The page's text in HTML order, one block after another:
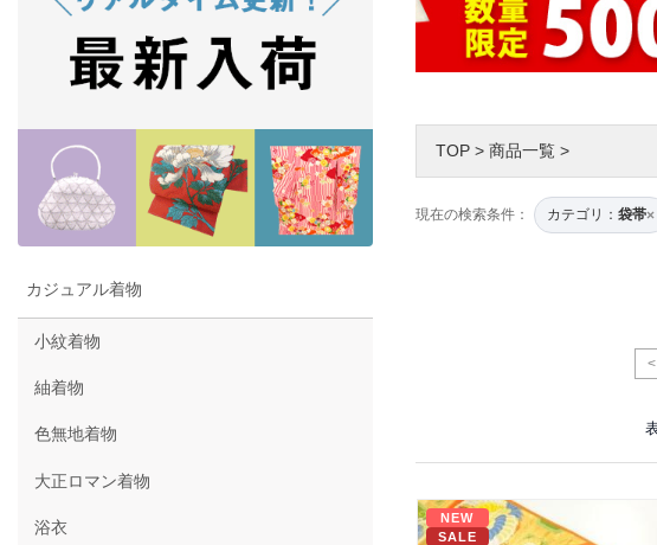
カジュアル着物
小紋着物
紬着物
色無地着物
大正ロマン着物
浴衣
TOP > 商品一覧 >
現在の検索条件： カテゴリ： 袋帯×
NEW
SALE